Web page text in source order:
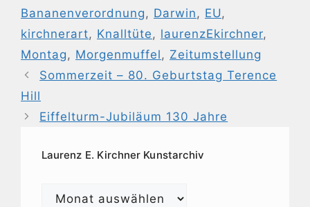
Bananenverordnung , Darwin , EU ,
kirchnerart, Knalltüte , laurenzEkirchner,
Montag , Morgenmuffel , Zeitumstellung
Sommerzeit – 80. Geburtstag Terence
Hill
Eiffelturm-Jubiläum 130 Jahre
Laurenz E. Kirchner Kunstarchiv
Laurenz